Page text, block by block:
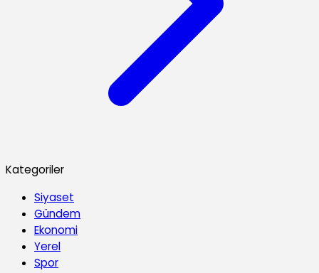
Kategoriler
Siyaset
Gündem
Ekonomi
Yerel
Spor